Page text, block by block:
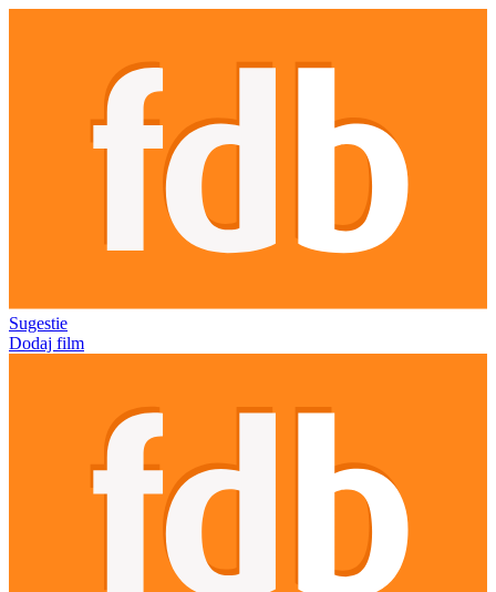
Sugestie
Dodaj film